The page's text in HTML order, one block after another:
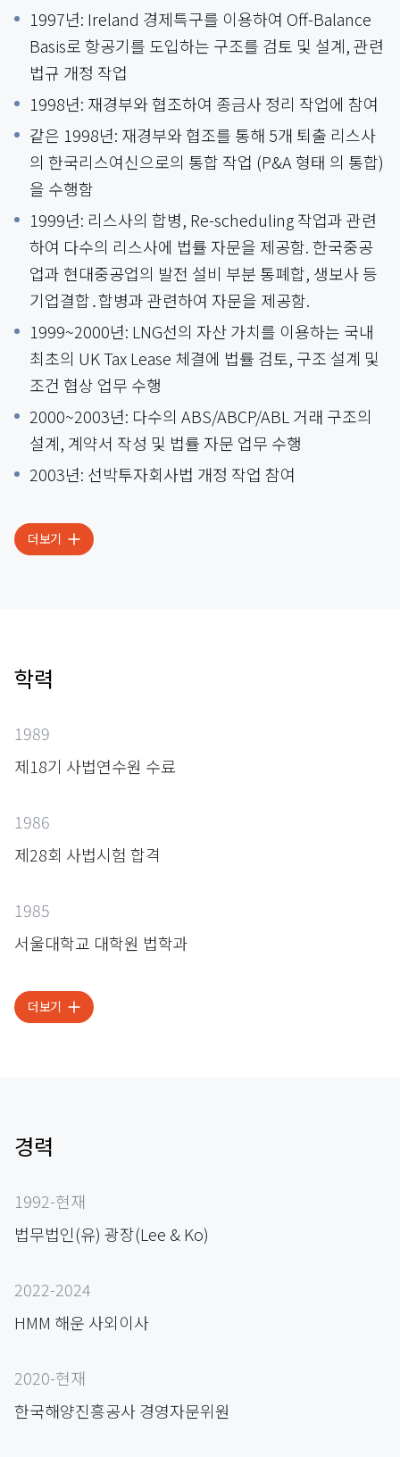
1997년: Ireland 경제특구를 이용하여 Off-Balance
Basis로 항공기를 도입하는 구조를 검토 및 설계, 관련
법규 개정 작업
1998년: 재경부와 협조하여 종금사 정리 작업에 참여
같은 1998년: 재경부와 협조를 통해 5개 퇴출 리스사
의 한국리스여신으로의 통합 작업 (P&A 형태 의 통합)
을 수행함
1999년: 리스사의 합병, Re-scheduling 작업과 관련
하여 다수의 리스사에 법률 자문을 제공함. 한국중공
업과 현대중공업의 발전 설비 부분 통폐합, 생보사 등
기업결합․합병과 관련하여 자문을 제공함.
1999~2000년: LNG선의 자산 가치를 이용하는 국내
최초의 UK Tax Lease 체결에 법률 검토, 구조 설계 및
조건 협상 업무 수행
2000~2003년: 다수의 ABS/ABCP/ABL 거래 구조의
설계, 계약서 작성 및 법률 자문 업무 수행
2003년: 선박투자회사법 개정 작업 참여
더보기
학력
1989
제18기 사법연수원 수료
1986
제28회 사법시험 합격
1985
서울대학교 대학원 법학과
더보기
경력
1992-현재
법무법인(유) 광장(Lee & Ko)
2022-2024
HMM 해운 사외이사
2020-현재
한국해양진흥공사 경영자문위원